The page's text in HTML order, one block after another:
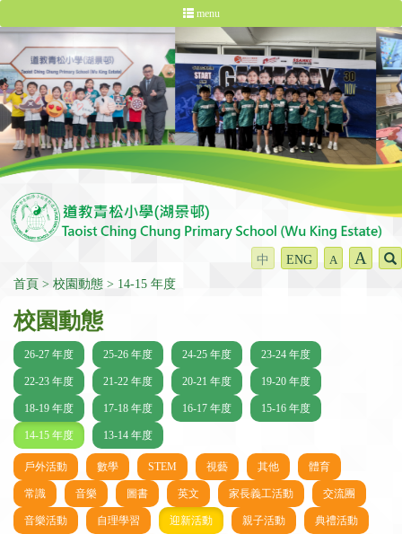
menu
中 ENG A A
首頁 校園動態 14-15 年度
校園動態
26-27 年度 25-26 年度 24-25 年度 23-24 年度
22-23 年度 21-22 年度 20-21 年度 19-20 年度
18-19 年度 17-18 年度 16-17 年度 15-16 年度
14-15 年度 13-14 年度
戶外活動 數學 STEM 視藝 其他 體育
常識 音樂 圖書 英文 家長義工活動 交流團
音樂活動 自理學習 迎新活動 親子活動 典禮活動